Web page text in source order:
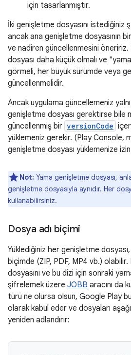
için tasarlanmıştır.
İki genişletme dosyasını istediğiniz
ancak ana genişletme dosyasının
ve nadiren güncellenmesini
dosyası daha küçük olmalı ve
görmeli, her büyük sürümde veya
güncellenmelidir.
Ancak uygulama güncellemeniz
genişletme dosyası gerektirse bile
güncellenmiş bir versionCode
yüklemeniz gerekir. (Play Console,
genişletme dosyası yüklemenize
Not: Yama genişletme dosyası,
genişletme dosyasıyla aynıdır. Her
kullanabilirsiniz.
Dosya adı biçimi
Yüklediğiniz her genişletme
biçimde (ZIP, PDF, MP4 vb.) olabilir.
dosyasını ve bu dizi için sonraki
şifrelemek üzere JOBB aracını da
türü ne olursa olsun, Google Play
olarak kabul eder ve dosyaları
yeniden adlandırır: